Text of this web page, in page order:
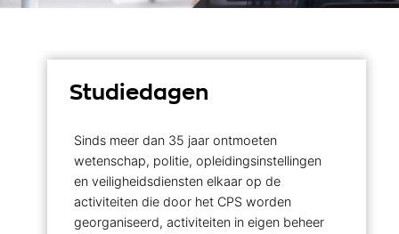
Studiedagen
Sinds meer dan 35 jaar ontmoeten
wetenschap, politie, opleidingsinstellingen
en veiligheidsdiensten elkaar op de
activiteiten die door het CPS worden
georganiseerd, activiteiten in eigen beheer